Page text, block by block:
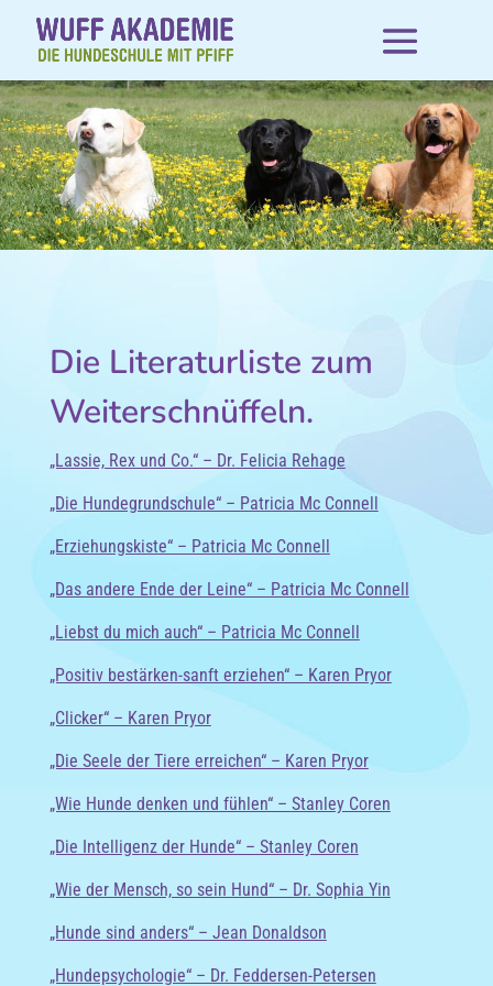
Die Literaturliste zum
Weiterschnüffeln.
„Lassie, Rex und Co.“ – Dr. Felicia Rehage
„Die Hundegrundschule“ – Patricia Mc Connell
„Erziehungskiste“ – Patricia Mc Connell
„Das andere Ende der Leine“ – Patricia Mc Connell
„Liebst du mich auch“ – Patricia Mc Connell
„Positiv bestärken-sanft erziehen“ – Karen Pryor
„Clicker“ – Karen Pryor
„Die Seele der Tiere erreichen“ – Karen Pryor
„Wie Hunde denken und fühlen“ – Stanley Coren
„Die Intelligenz der Hunde“ – Stanley Coren
„Wie der Mensch, so sein Hund“ – Dr. Sophia Yin
„Hunde sind anders“ – Jean Donaldson
„Hundepsychologie“ – Dr. Feddersen-Petersen